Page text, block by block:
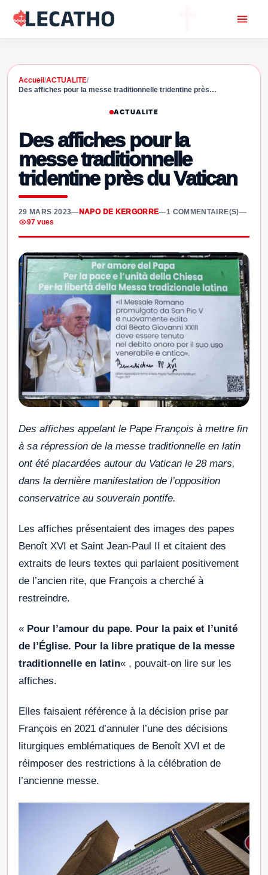
Accueil /ACTUALITE/
Des affiches pour la messe traditionnelle tridentine près…
ACTUALITE
Des affiches pour la
messe traditionnelle
tridentine près du Vatican
29 MARS 2023— NAPO DE KERGORRE—1 COMMENTAIRE(S)—
97 vues
Des affiches appelant le Pape François à mettre fin
à sa répression de la messe traditionnelle en latin
ont été placardées autour du Vatican le 28 mars,
dans la dernière manifestation de l’opposition
conservatrice au souverain pontife.
Les affiches présentaient des images des papes
Benoît XVI et Saint Jean-Paul II et citaient des
extraits de leurs textes qui parlaient positivement
de l’ancien rite, que François a cherché à
restreindre.
« Pour l’amour du pape. Pour la paix et l’unité
de l’Église. Pour la libre pratique de la messe
traditionnelle en latin« , pouvait-on lire sur les
affiches.
Elles faisaient référence à la décision prise par
François en 2021 d’annuler l’une des décisions
liturgiques emblématiques de Benoît XVI et de
réimposer des restrictions à la célébration de
l’ancienne messe.